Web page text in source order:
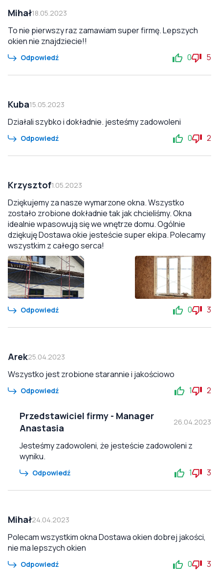
Mihał18.05.2023
To nie pierwszy raz zamawiam super firmę. Lepszych
okien nie znajdziecie!!
Odpowiedź 0 5
Kuba15.05.2023
Działali szybko i dokładnie. jesteśmy zadowoleni
Odpowiedź 0 2
Krzysztof1.05.2023
Dziękujemy za nasze wymarzone okna. Wszystko
zostało zrobione dokładnie tak jak chcieliśmy. Okna
idealnie wpasowują się we wnętrze domu. Ogólnie
dziękuję Dostawa okie jesteście super ekipa. Polecamy
wszystkim z całego serca!
Odpowiedź 0 3
Arek25.04.2023
Wszystko jest zrobione starannie i jakościowo
Odpowiedź 1 2
Przedstawiciel firmy - Manager
Anastasia
26.04.2023
Jesteśmy zadowoleni, że jesteście zadowoleni z
wyniku.
Odpowiedź 1 3
Mihał24.04.2023
Polecam wszystkim okna Dostawa okien dobrej jakości,
nie ma lepszych okien
Odpowiedź 0 3